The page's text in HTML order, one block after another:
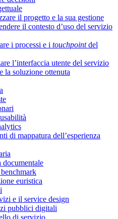
il progetto e la sua gestione
il contesto d’uso del servizio
i processi e i touchpointdel
l’interfaccia utente del servizio
la soluzione ottenuta
di mappatura dell’esperienza
documentale
euristica
e il service design
pubblici digitali
di servizio